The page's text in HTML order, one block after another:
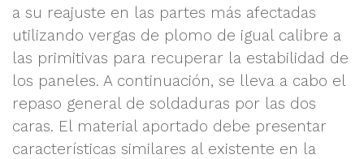
a su reajuste en las partes más afectadas
utilizando vergas de plomo de igual calibre a
las primitivas para recuperar la estabilidad de
los paneles. A continuación, se lleva a cabo el
repaso general de soldaduras por las dos
caras. El material aportado debe presentar
características similares al existente en la